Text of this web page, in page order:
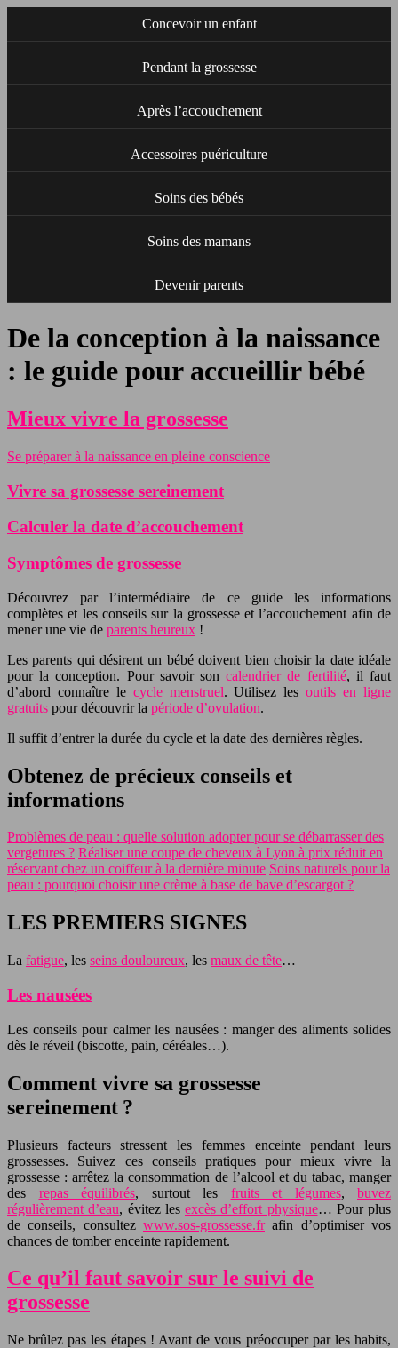
Concevoir un enfant
Pendant la grossesse
Après l’accouchement
Accessoires puériculture
Soins des bébés
Soins des mamans
Devenir parents
De la conception à la naissance
: le guide pour accueillir bébé
Mieux vivre la grossesse
Se préparer à la naissance en pleine conscience
Vivre sa grossesse sereinement
Calculer la date d’accouchement
Symptômes de grossesse
Découvrez par l’intermédiaire de ce guide les informations
complètes et les conseils sur la grossesse et l’accouchement afin de
mener une vie de parents heureux !
Les parents qui désirent un bébé doivent bien choisir la date idéale
pour la conception. Pour savoir soncalendrier de fertilité, il faut
d’abord connaître le cycle menstruel. Utilisez lesoutils en ligne
gratuits pour découvrir la période d’ovulation.
Il suffit d’entrer la durée du cycle et la date des dernières règles.
Obtenez de précieux conseils et
informations
Problèmes de peau : quelle solution adopter pour se débarrasser des
vergetures ? Réaliser une coupe de cheveux à Lyon à prix réduit en
réservant chez un coiffeur à la dernière minute Soins naturels pour la
peau : pourquoi choisir une crème à base de bave d’escargot ?
LES PREMIERS SIGNES
La fatigue, les seins douloureux, les maux de tête…
Les nausées
Les conseils pour calmer les nausées : manger des aliments solides
dès le réveil (biscotte, pain, céréales…).
Comment vivre sa grossesse
sereinement ?
Plusieurs facteurs stressent les femmes enceinte pendant leurs
grossesses. Suivez ces conseils pratiques pour mieux vivre la
grossesse : arrêtez la consommation de l’alcool et du tabac, manger
des repas équilibrés, surtout les fruits et légumes, buvez
régulièrement d’eau, évitez les excès d’effort physique… Pour plus
de conseils, consultez www.sos-grossesse.frafin d’optimiser vos
chances de tomber enceinte rapidement.
Ce qu’il faut savoir sur le suivi de
grossesse
Ne brûlez pas les étapes ! Avant de vous préoccuper par les habits,